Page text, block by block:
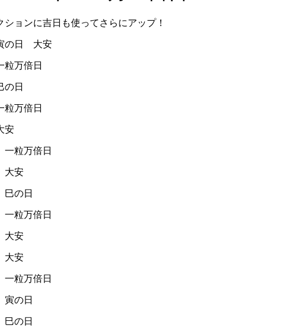
ションに吉日も使ってさらにアップ！
の日 大安
万倍日
日
万倍日
安
粒万倍日
大安
の日
粒万倍日
大安
大安
粒万倍日
の日
の日